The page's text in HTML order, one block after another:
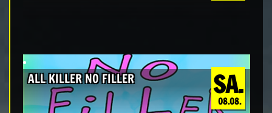
SA.
08.08.
ALL KILLER NO FILLER